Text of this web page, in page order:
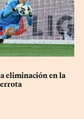
eliminación en la